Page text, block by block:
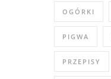
OGÓRKI
PIGWA
PRZEPISY